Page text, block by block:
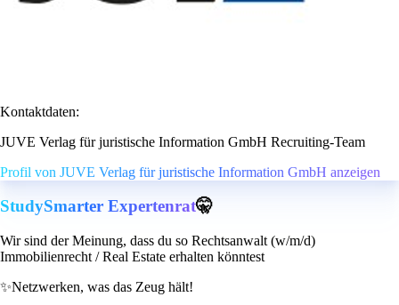
Kontaktdaten:
JUVE Verlag für juristische Information GmbH Recruiting-Team
Profil von JUVE Verlag für juristische Information GmbH anzeigen
StudySmarter Expertenrat🤫
Wir sind der Meinung, dass du so Rechtsanwalt (w/m/d)
Immobilienrecht / Real Estate erhalten könntest
✨Netzwerken, was das Zeug hält!